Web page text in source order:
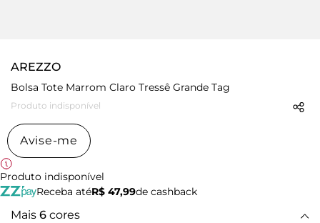
AREZZO
Bolsa Tote Marrom Claro Tressê Grande Tag
Produto indisponível
Avise-me
Produto indisponível
Receba atéR$ 47,99de cashback
Mais 6 cores